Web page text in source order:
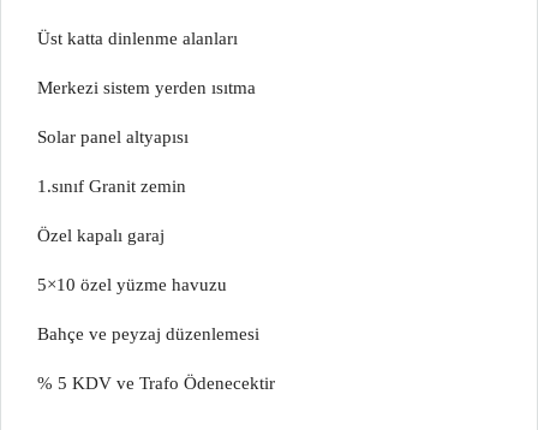
Üst katta dinlenme alanları
Merkezi sistem yerden ısıtma
Solar panel altyapısı
1.sınıf Granit zemin
Özel kapalı garaj
5×10 özel yüzme havuzu
Bahçe ve peyzaj düzenlemesi
% 5 KDV ve Trafo Ödenecektir